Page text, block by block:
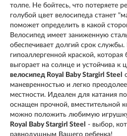
толпе. Не бойтесь, что потеряете
голубой цвет велосипеда станет
поможет определить в какой
Велосипед имеет заниженную
обеспечивает долгий срок
гипоаллергенной краской, которая
выгорает на солнце и устойчива к
велосипед Royal Baby Stargirl Steel
маневренностью и легко
местности. Идеален для катания
оснащен прочной, вместительной
можно положить любимую
Royal Baby Stargirl Steel
- выбор,
равнодушным Вашего ребенка!